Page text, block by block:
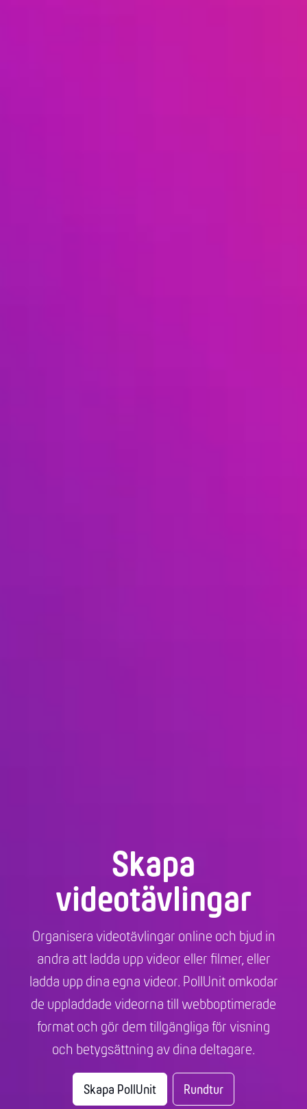
Skapa
videotävlingar
Organisera videotävlingar online och bjud in
andra att ladda upp videor eller filmer, eller
ladda upp dina egna videor. PollUnit omkodar
de uppladdade videorna till webboptimerade
format och gör dem tillgängliga för visning
och betygsättning av dina deltagare.
Skapa PollUnit Rundtur